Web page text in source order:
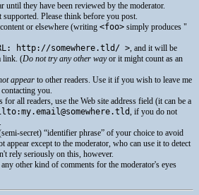
until they have been reviewed by the moderator.
Please think before you post.
or elsewhere (writing <foo> simply produces
http://somewhere.tld/ >, and it will be
link. (Do not try any other wayor it might count as an
appear to other readers. Use it if you wish to leave me
you.
for all readers, use the Web site address field (it can be a
, if you do not
secret) “identifier phrase” of your choice to avoid
except to the moderator, who can use it to detect
rely seriously on this, however.
other kind of comments for the moderator's eyes